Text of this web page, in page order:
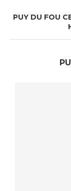
PUY DU FOU